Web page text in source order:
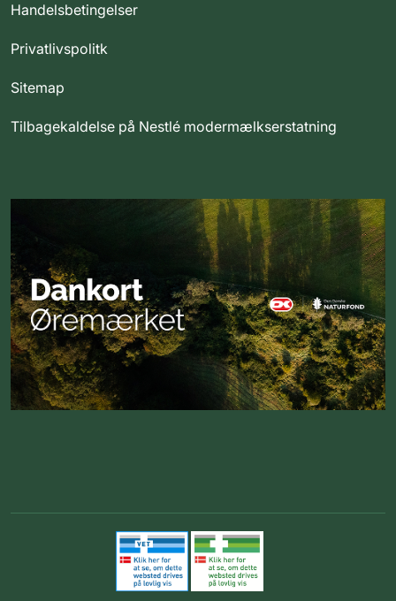
Handelsbetingelser
Privatlivspolitk
Sitemap
Tilbagekaldelse på Nestlé modermælkserstatning